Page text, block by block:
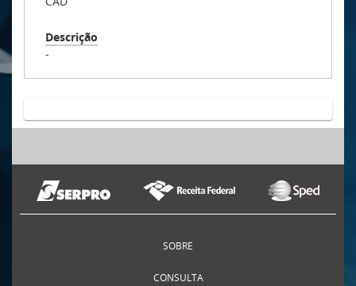
Descrição
-
SOBRE
CONSULTA